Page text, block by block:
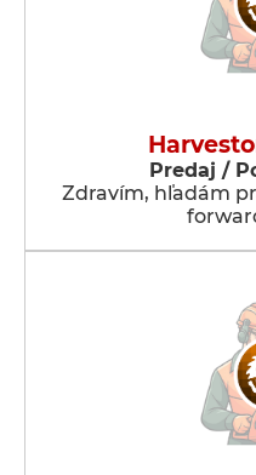
Predaj /
Zdravím, hľadám